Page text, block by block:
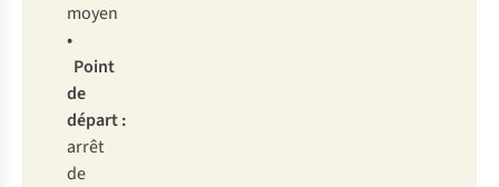
moyen
•
Point
de
départ :
arrêt
de